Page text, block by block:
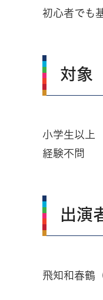
初心者でも
対象
小学生以上
経験不問
出演
飛知和春鶴